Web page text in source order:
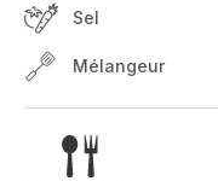
Sel
Mélangeur